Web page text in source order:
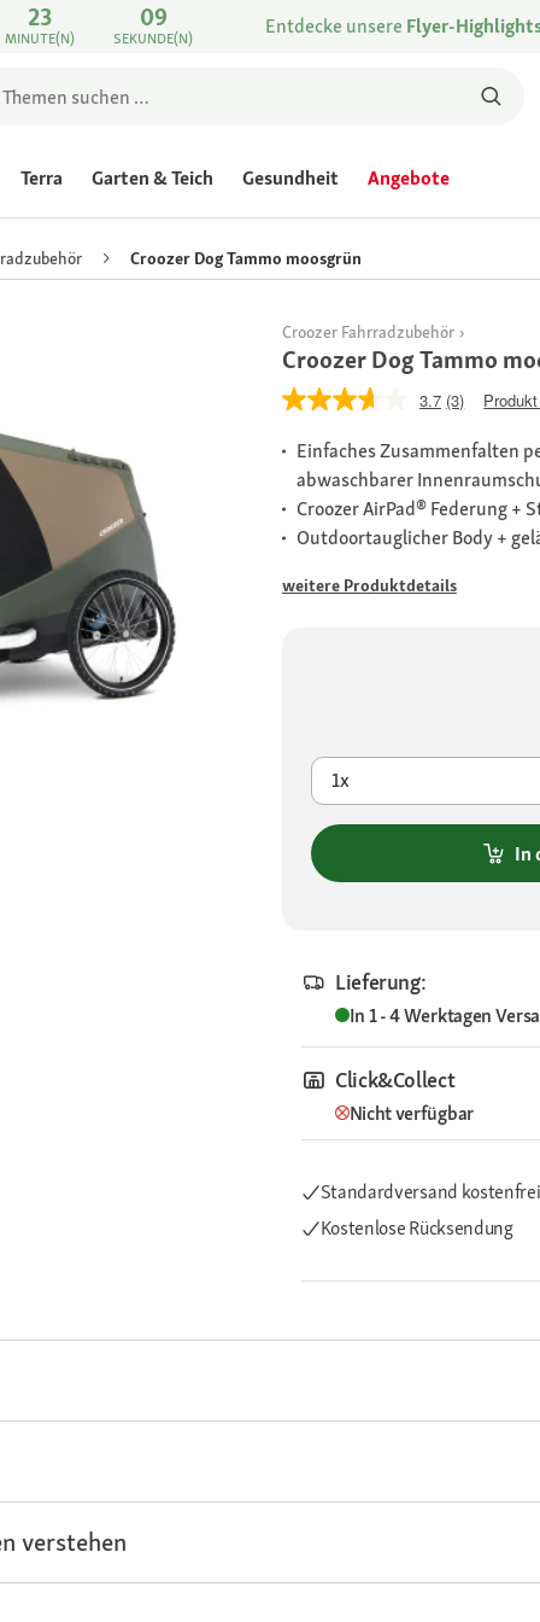
23
MINUTE(N)
09
SEKUNDE(N) Entdecke unsere Flyer-
Terra Garten & Teich Gesundheit Angebote
Croozer Dog Tammo moosgrün
Croozer Fahrradzubehör
Croozer Dog Tammo
3.7 (3)
Einfaches Zusammenfalten
abwaschbarer
Croozer AirPad® Federung +
Outdoortauglicher Body +
weitere Produktdetails
1x
In
Lieferung:
In 1 - 4 Werktagen
Click&Collect
Nicht verfügbar
Standardversand
Kostenlose Rücksendung
verstehen